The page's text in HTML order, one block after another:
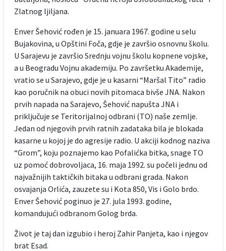
Zlatnog ljiljana.
Enver Šehović rođen je 15. januara 1967. godine u selu
Bujakovina, u Opštini Foča, gdje je završio osnovnu školu.
U Sarajevu je završio Srednju vojnu školu kopnene vojske,
a u Beogradu Vojnu akademiju. Po završetku Akademije,
vratio se u Sarajevo, gdje je u kasarni “Maršal Tito” radio
kao poručnik na obuci novih pitomaca bivše JNA. Nakon
prvih napada na Sarajevo, Šehović napušta JNA i
priključuje se Teritorijalnoj odbrani (TO) naše zemlje.
Jedan od njegovih prvih ratnih zadataka bila je blokada
kasarne u kojoj je do agresije radio. U akciji kodnog naziva
“Grom”, koju poznajemo kao Pofalićka bitka, snage TO
uz pomoć dobrovoljaca, 16. maja 1992. su počeli jednu od
najvažnijih taktičkih bitaka u odbrani grada. Nakon
osvajanja Orlića, zauzete su i Kota 850, Vis i Golo brdo.
Enver Šehović poginuo je 27. jula 1993. godine,
komandujući odbranom Golog brda.
Život je taj dan izgubio i heroj Zahir Panjeta, kao i njegov
brat Esad.